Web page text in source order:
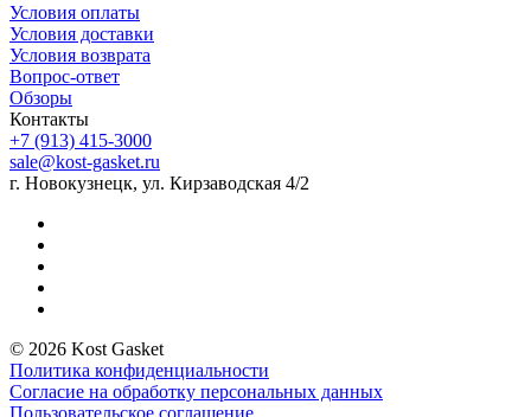
Условия оплаты
Условия доставки
Условия возврата
Вопрос-ответ
Обзоры
Контакты
+7 (913) 415-3000
sale@kost-gasket.ru
г. Новокузнецк, ул. Кирзаводская 4/2
© 2026 Kost Gasket
Политика конфиденциальности
Согласие на обработку персональных данных
Пользовательское соглашение